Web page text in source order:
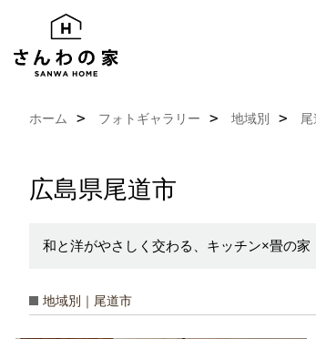
ホーム フォトギャラリー 地域別
広島県尾道市
和と洋がやさしく交わる、キッチン×畳の家
地域別｜尾道市